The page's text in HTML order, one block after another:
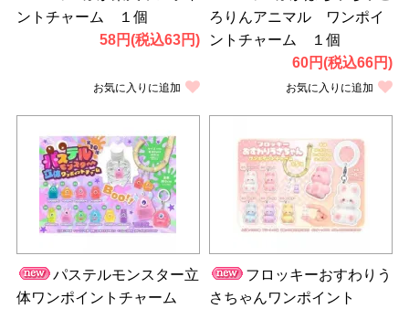
ントチャーム １個
58円(税込63円)
お気に入りに追加
ろりんアニマル ワンポイ
ントチャーム １個
60円(税込66円)
お気に入りに追加
パステルモンスター立
体ワンポイントチャーム
フロッキーおすわりう
さちゃんワンポイント